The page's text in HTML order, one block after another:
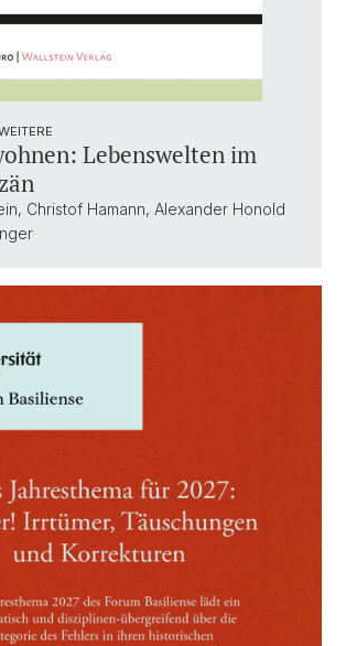
Lebenswelten im
Christof Hamann, Alexander Honold